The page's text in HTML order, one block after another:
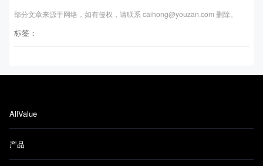
部分文章来源于网络，如有侵权，请联系 caihong@youzan.com 删除。
标签：
AllValue
产品